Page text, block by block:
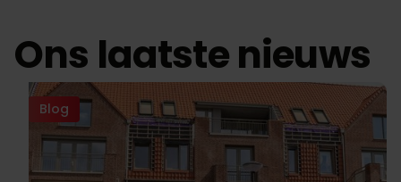
Ons laatste nieuws
Blog